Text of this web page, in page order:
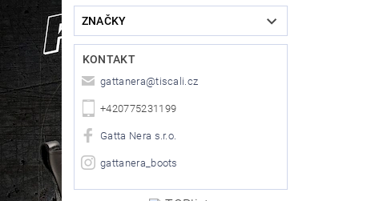
ZNAČKY
KONTAKT
gattanera@tiscali.cz
+420775231199
Gatta Nera s.r.o.
gattanera_boots